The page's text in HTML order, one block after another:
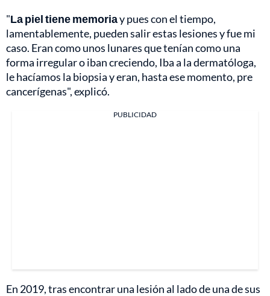
"La piel tiene memoriay pues con el tiempo,
lamentablemente, pueden salir estas lesiones y fue mi
caso. Eran como unos lunares que tenían como una
forma irregular o iban creciendo, Iba a la dermatóloga,
le hacíamos la biopsia y eran, hasta ese momento, pre
cancerígenas", explicó.
PUBLICIDAD
En 2019, tras encontrar una lesión al lado de una de sus